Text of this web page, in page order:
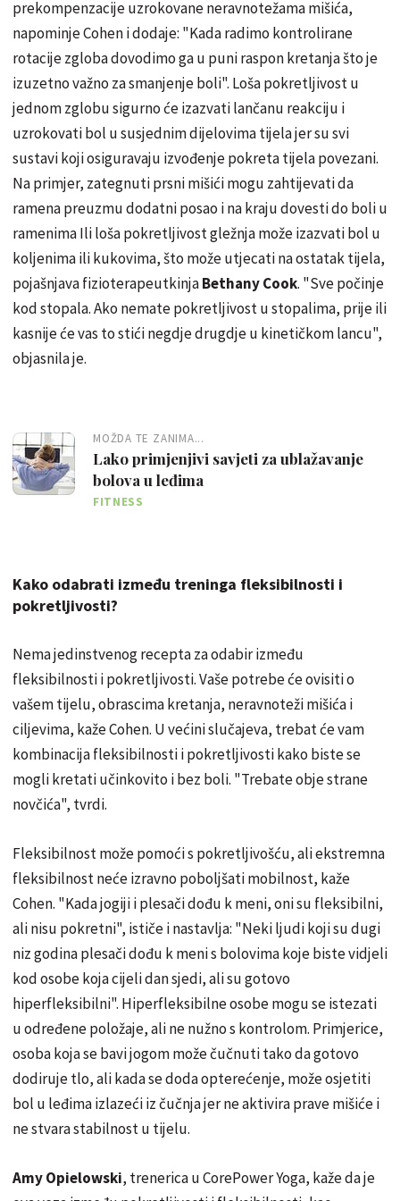
prekompenzacije uzrokovane neravnotežama mišića,
napominje Cohen i dodaje: "Kada radimo kontrolirane
rotacije zgloba dovodimo ga u puni raspon kretanja što je
izuzetno važno za smanjenje boli". Loša pokretljivost u
jednom zglobu sigurno će izazvati lančanu reakciju i
uzrokovati bol u susjednim dijelovima tijela jer su svi
sustavi koji osiguravaju izvođenje pokreta tijela povezani.
Na primjer, zategnuti prsni mišići mogu zahtijevati da
ramena preuzmu dodatni posao i na kraju dovesti do boli u
ramenima Ili loša pokretljivost gležnja može izazvati bol u
koljenima ili kukovima, što može utjecati na ostatak tijela,
pojašnjava fizioterapeutkinjaBethany Cook. "Sve počinje
kod stopala. Ako nemate pokretljivost u stopalima, prije ili
kasnije će vas to stići negdje drugdje u kinetičkom lancu",
objasnila je.
MOŽDA TE ZANIMA...
Lako primjenjivi savjeti za ublažavanje
bolova u leđima
FITNESS
Kako odabrati između treninga fleksibilnosti i
pokretljivosti?
Nema jedinstvenog recepta za odabir između
fleksibilnosti i pokretljivosti. Vaše potrebe će ovisiti o
vašem tijelu, obrascima kretanja, neravnoteži mišića i
ciljevima, kaže Cohen. U većini slučajeva, trebat će vam
kombinacija fleksibilnosti i pokretljivosti kako biste se
mogli kretati učinkovito i bez boli. "Trebate obje strane
novčića", tvrdi.
Fleksibilnost može pomoći s pokretljivošću, ali ekstremna
fleksibilnost neće izravno poboljšati mobilnost, kaže
Cohen. "Kada jogiji i plesači dođu k meni, oni su fleksibilni,
ali nisu pokretni", ističe i nastavlja: "Neki ljudi koji su dugi
niz godina plesači dođu k meni s bolovima koje biste vidjeli
kod osobe koja cijeli dan sjedi, ali su gotovo
hiperfleksibilni". Hiperfleksibilne osobe mogu se istezati
u određene položaje, ali ne nužno s kontrolom. Primjerice,
osoba koja se bavi jogom može čučnuti tako da gotovo
dodiruje tlo, ali kada se doda opterećenje, može osjetiti
bol u leđima izlazeći iz čučnja jer ne aktivira prave mišiće i
ne stvara stabilnost u tijelu.
Amy Opielowski, trenerica u CorePower Yoga, kaže da je